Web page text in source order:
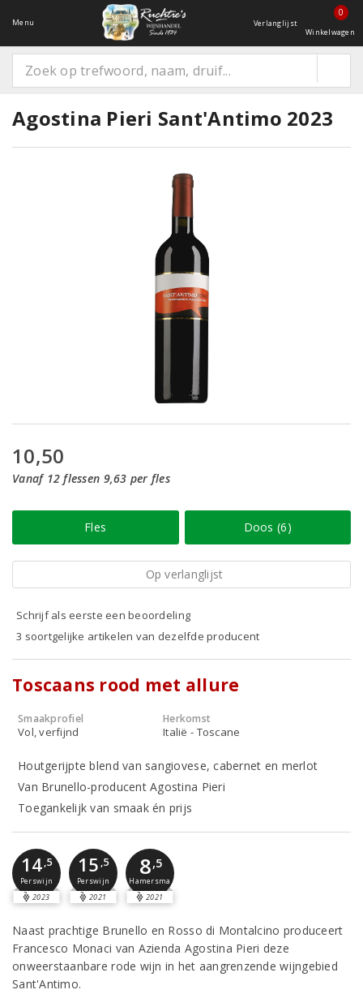
Menu Verlanglijst
0
Winkelwagen
Agostina Pieri Sant'Antimo 2023
10,50
Vanaf 12 flessen 9,63 per fles
Fles Doos (6)
Op verlanglijst
Schrijf als eerste een beoordeling
3 soortgelijke artikelen van dezelfde producent
Toscaans rood met allure
Smaakprofiel
Vol, verfijnd
Herkomst
Italië - Toscane
Houtgerijpte blend van sangiovese, cabernet en merlot
Van Brunello-producent Agostina Pieri
Toegankelijk van smaak én prijs
14,5
Perswijn
2023
15 ,5
Perswijn
2021
8,5
Hamersma
2021
Naast prachtige Brunello en Rosso di Montalcino produceert
Francesco Monaci van Azienda Agostina Pieri deze
onweerstaanbare rode wijn in het aangrenzende wijngebied
Sant'Antimo.